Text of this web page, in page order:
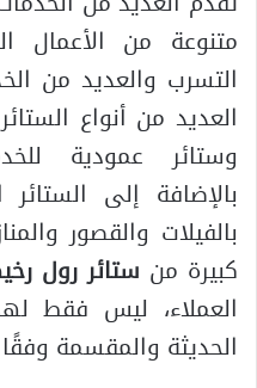
متنوعة من الأعمال
التسرب والعديد من
العديد من أنواع
وستائر عمودية
بالإضافة إلى
بالفيلات والقصور
كبيرة من ستائر رول
العملاء، ليس فقط
الحديثة والمقسمة